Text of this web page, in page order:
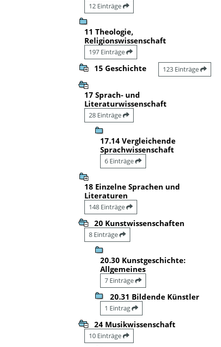
12 Einträge
11 Theologie,
Religionswissenschaft
197 Einträge
15 Geschichte 123 Einträge
17 Sprach- und
Literaturwissenschaft
28 Einträge
17.14 Vergleichende
Sprachwissenschaft
6 Einträge
18 Einzelne Sprachen und
Literaturen
148 Einträge
20 Kunstwissenschaften
8 Einträge
20.30 Kunstgeschichte:
Allgemeines
7 Einträge
20.31 Bildende Künstler
1 Eintrag
24 Musikwissenschaft
10 Einträge